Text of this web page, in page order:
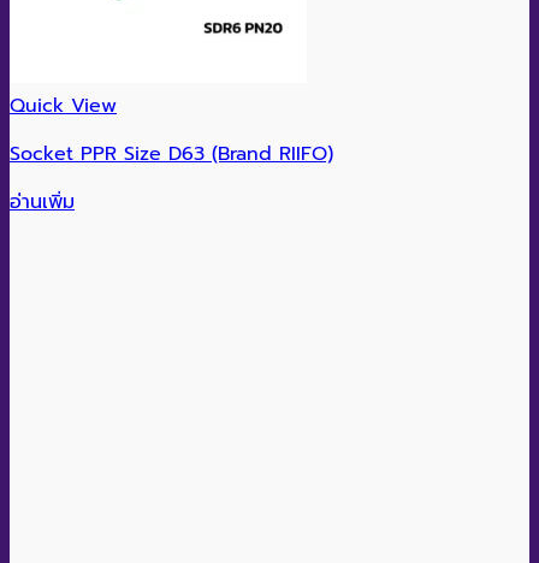
Quick View
Socket PPR Size D63 (Brand RIIFO)
อ่านเพิ่ม